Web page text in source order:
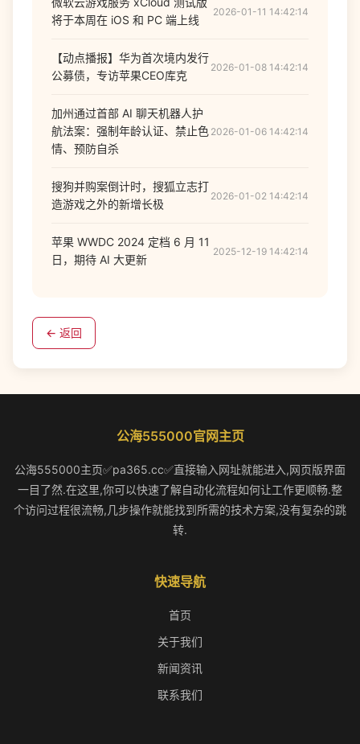
将于本周在 iOS 和 PC 端上线
2026-01-11 14:42:14
【动点播报】华为首次境内发行
公募债，专访苹果CEO库克
2026-01-08 14:42:14
加州通过首部 AI 聊天机器人护
航法案：强制年龄认证、禁止色
情、预防自杀
2026-01-06 14:42:14
搜狗并购案倒计时，搜狐立志打
造游戏之外的新增长极
2026-01-02 14:42:14
苹果 WWDC 2024 定档 6 月 11
日，期待 AI 大更新
2025-12-19 14:42:14
← 返回
公海555000官网主页
公海555000主页✅pa365.cc✅直接输入网址就能进入,网页版界面
一目了然.在这里,你可以快速了解自动化流程如何让工作更顺畅.整
个访问过程很流畅,几步操作就能找到所需的技术方案,没有复杂的跳
转.
快速导航
首页
关于我们
新闻资讯
联系我们